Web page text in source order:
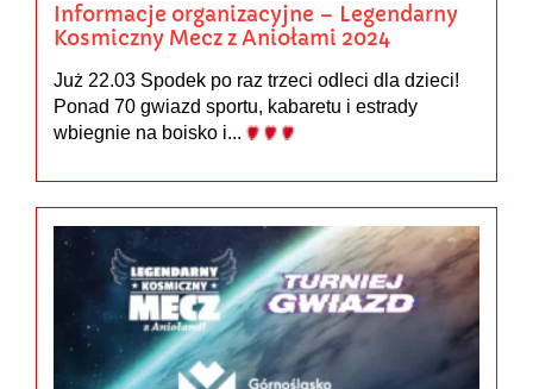
Informacje organizacyjne – Legendarny
Kosmiczny Mecz z Aniołami 2024
Już 22.03 Spodek po raz trzeci odleci dla dzieci!
Ponad 70 gwiazd sportu, kabaretu i estrady
wbiegnie na boisko i...